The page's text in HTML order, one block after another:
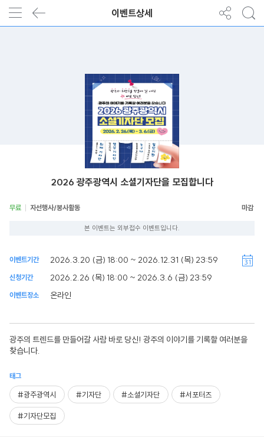
이벤트상세
2026 광주광역시 소셜기자단을 모집합니다
무료 자선행사/봉사활동
본 이벤트는 외부접수 이벤트입니다.
이벤트기간 2026.3.20 (금) 18:00 ~ 2026.12.31 (목) 23:59
신청기간 2026.2.26 (목) 18:00 ~ 2026.3.6 (금) 23:59
이벤트장소 온라인
광주의 트렌드를 만들어갈 사람 바로 당신! 광주의 이야기를 기록할 여러분을
찾습니다.
태그
#광주광역시 #기자단 #소셜기자단 #서포터즈
#기자단모집